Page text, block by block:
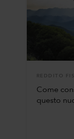
REDDITO
Come
questo